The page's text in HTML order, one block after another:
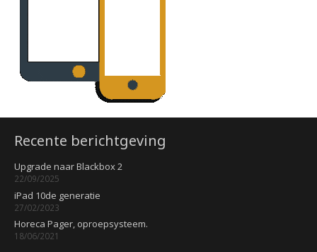
Recente berichtgeving
Upgrade naar Blackbox 2
22/09/2025
iPad 10de generatie
27/02/2023
Horeca Pager, oproepsysteem.
18/06/2021